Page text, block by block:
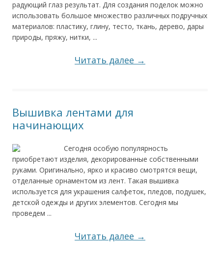
радующий глаз результат. Для создания поделок можно
использовать большое множество различных подручных
материалов: пластику, глину, тесто, ткань, дерево, дары
природы, пряжу, нитки, ...
Читать далее →
Вышивка лентами для
начинающих
Сегодня особую популярность
приобретают изделия, декорированные собственными
руками. Оригинально, ярко и красиво смотрятся вещи,
отделанные орнаментом из лент. Такая вышивка
используется для украшения салфеток, пледов, подушек,
детской одежды и других элементов. Сегодня мы
проведем ...
Читать далее →